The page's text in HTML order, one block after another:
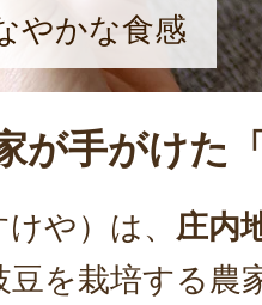
やかな食感
が手がけた
や）は、 庄内
豆を栽培する農